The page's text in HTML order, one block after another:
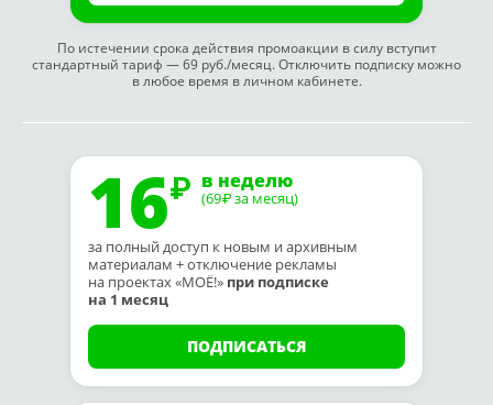
По истечении срока действия промоакции в силу вступит
стандартный тариф — 69 руб./месяц. Отключить подписку можно
в любое время в личном кабинете.
16 в неделю
(69₽ за месяц)
за полный доступ к новым и архивным
материалам + отключение рекламы
на проектах «МОЁ!» при подписке
на 1 месяц
ПОДПИСАТЬСЯ